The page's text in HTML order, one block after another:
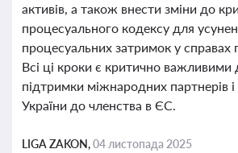
активів, а також внести зміни до
процесуального кодексу для
процесуальних затримок у справах
Всі ці кроки є критично важливими
підтримки міжнародних партнерів
України до членства в ЄС.
LIGA ZAKON,04 листопада 2025